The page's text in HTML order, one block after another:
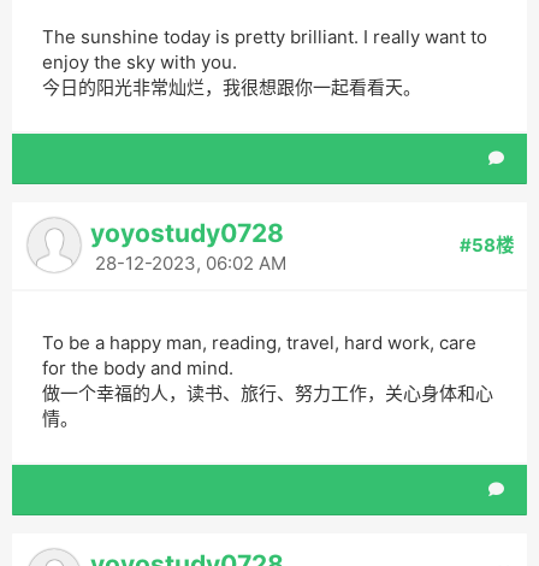
The sunshine today is pretty brilliant. I really want to
enjoy the sky with you.
今日的阳光非常灿烂，我很想跟你一起看看天。
yoyostudy0728
28-12-2023, 06:02 AM
#58楼
To be a happy man, reading, travel, hard work, care
for the body and mind.
做一个幸福的人，读书、旅行、努力工作，关心身体和心
情。